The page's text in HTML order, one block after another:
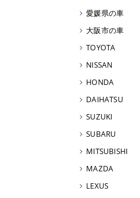
愛媛県の車
大阪市の車
TOYOTA
NISSAN
HONDA
DAIHATSU
SUZUKI
SUBARU
MITSUBISHI
MAZDA
LEXUS